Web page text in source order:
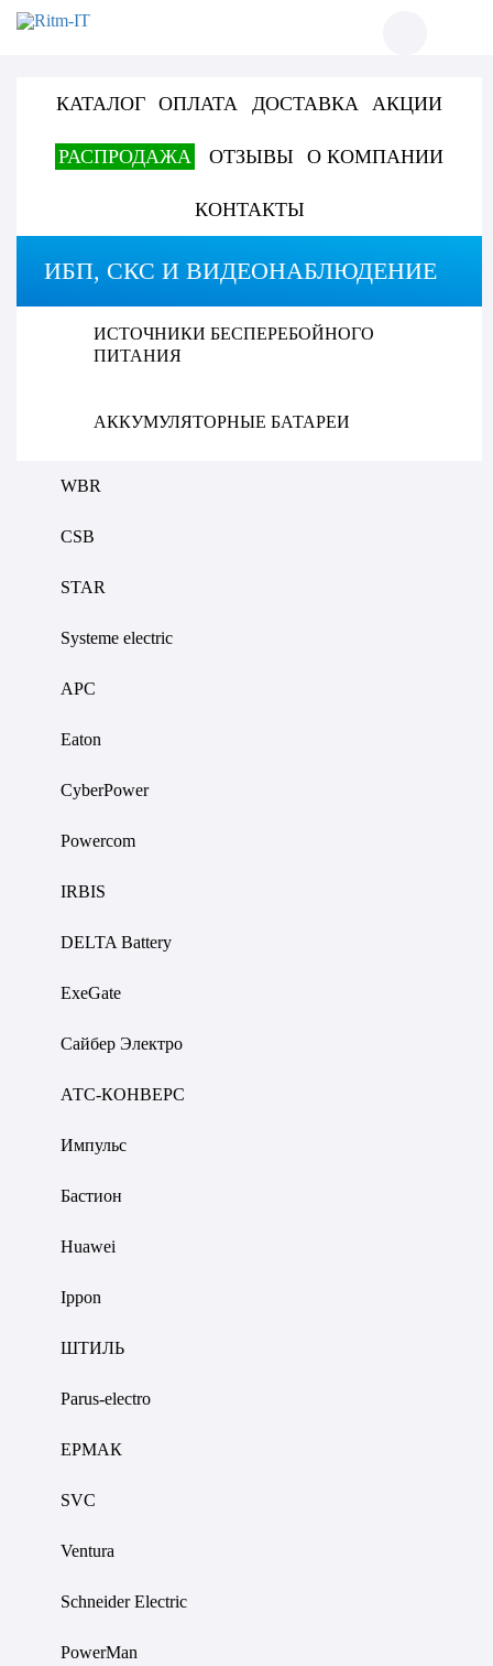
КАТАЛОГ ОПЛАТА ДОСТАВКА АКЦИИ
РАСПРОДАЖА ОТЗЫВЫ О КОМПАНИИ
КОНТАКТЫ
ИБП, СКС И ВИДЕОНАБЛЮДЕНИЕ
ИСТОЧНИКИ БЕСПЕРЕБОЙНОГО
ПИТАНИЯ
АККУМУЛЯТОРНЫЕ БАТАРЕИ
WBR
CSB
STAR
Systeme electric
APC
Eaton
CyberPower
Powercom
IRBIS
DELTA Battery
ExeGate
Сайбер Электро
АТС-КОНВЕРС
Импульс
Бастион
Huawei
Ippon
ШТИЛЬ
Parus-electro
ЕРМАК
SVC
Ventura
Schneider Electric
PowerMan